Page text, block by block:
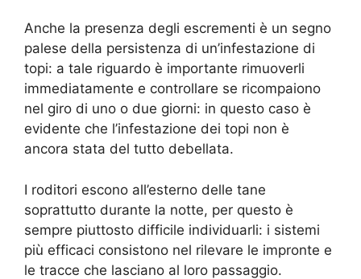
Anche la presenza degli escrementi è un segno
palese della persistenza di un’infestazione di
topi: a tale riguardo è importante rimuoverli
immediatamente e controllare se ricompaiono
nel giro di uno o due giorni: in questo caso è
evidente che l’infestazione dei topi non è
ancora stata del tutto debellata.
I roditori escono all’esterno delle tane
soprattutto durante la notte, per questo è
sempre piuttosto difficile individuarli: i sistemi
più efficaci consistono nel rilevare le impronte e
le tracce che lasciano al loro passaggio.